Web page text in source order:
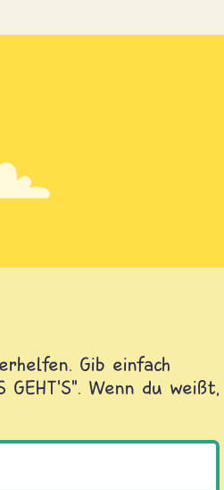
Gib einfach
Wenn du weißt,